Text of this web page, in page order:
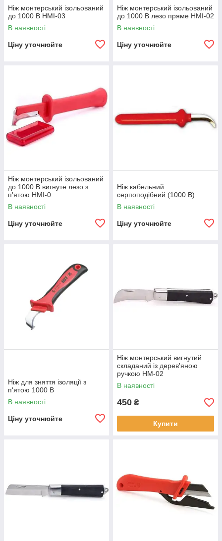
Ніж монтерський ізольований
до 1000 В НМІ-03
В наявності
Ціну уточнюйте
Ніж монтерський ізольований
до 1000 В лезо пряме НМІ-02
В наявності
Ціну уточнюйте
Ніж монтерський ізольований
до 1000 В вигнуте лезо з
п'ятою НМІ-0
В наявності
Ціну уточнюйте
Ніж кабельний
серпоподібний (1000 В)
В наявності
Ціну уточнюйте
Ніж для зняття ізоляції з
п'ятою 1000 В
В наявності
Ціну уточнюйте
Ніж монтерський вигнутий
складаний із дерев'яною
ручкою НМ-02
В наявності
450 ₴
Купити